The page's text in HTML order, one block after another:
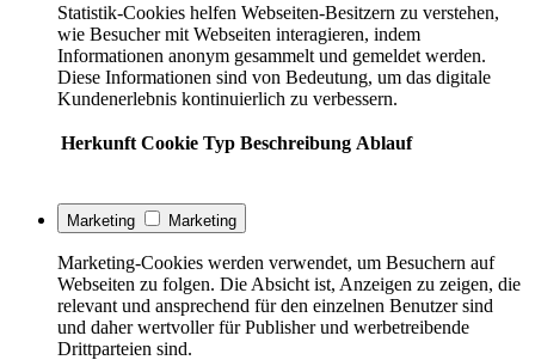
Statistik-Cookies helfen Webseiten-Besitzern zu verstehen,
wie Besucher mit Webseiten interagieren, indem
Informationen anonym gesammelt und gemeldet werden.
Diese Informationen sind von Bedeutung, um das digitale
Kundenerlebnis kontinuierlich zu verbessern.
Herkunft Cookie Typ Beschreibung Ablauf
Marketing Marketing
Marketing-Cookies werden verwendet, um Besuchern auf
Webseiten zu folgen. Die Absicht ist, Anzeigen zu zeigen, die
relevant und ansprechend für den einzelnen Benutzer sind
und daher wertvoller für Publisher und werbetreibende
Drittparteien sind.